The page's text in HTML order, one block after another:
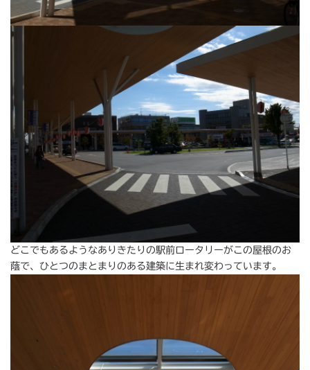
どこでもあるようなありきたりの駅前ロータリーがこの屋根のお
蔭で、ひとつのまとまりのある建築に生まれ変わっています。